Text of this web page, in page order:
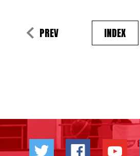
PREV INDEX